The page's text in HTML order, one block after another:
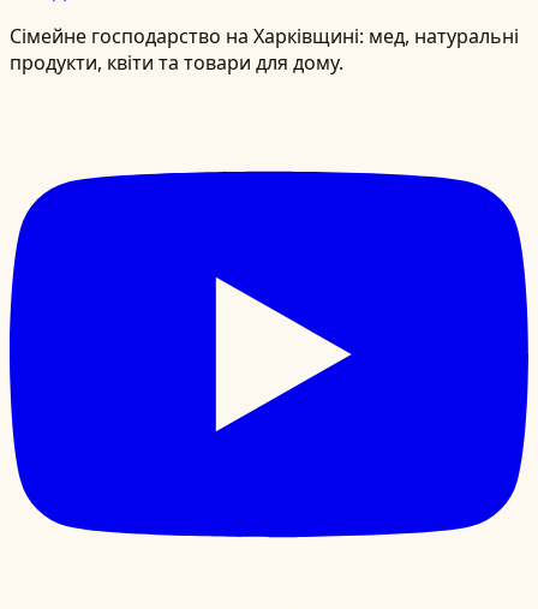
Сімейне господарство на Харківщині: мед, натуральні
продукти, квіти та товари для дому.